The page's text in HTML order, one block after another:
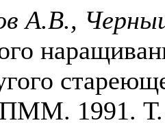
А.В.,
ПММ. 1991.